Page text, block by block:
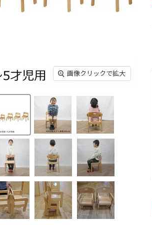
画像クリックで拡大